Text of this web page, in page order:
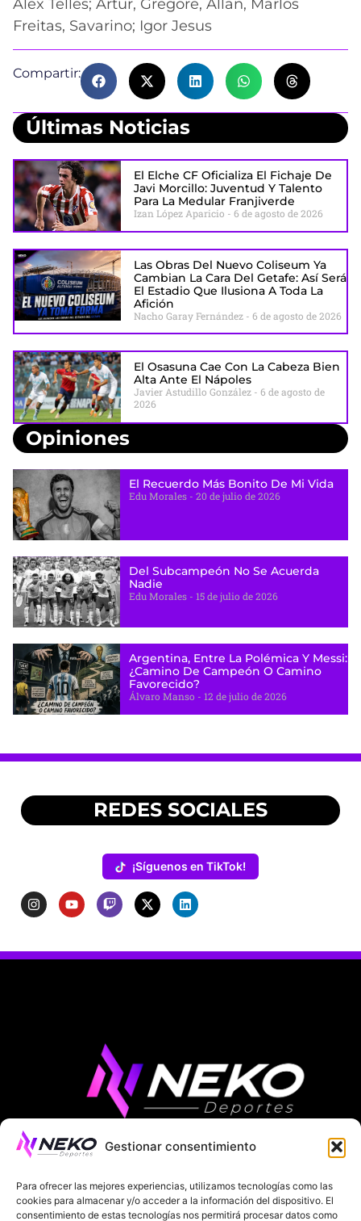
Gestionar consentimiento
Para ofrecer las mejores experiencias, utilizamos tecnologías como las
cookies para almacenar y/o acceder a la información del dispositivo. El
consentimiento de estas tecnologías nos permitirá procesar datos como
Alex Telles; Artur, Gregore, Allan, Marlos
Freitas, Savarino; Igor Jesus
Compartir:
Últimas Noticias
El Elche CF Oficializa El Fichaje De
Javi Morcillo: Juventud Y Talento
Para La Medular Franjiverde
Izan López Aparicio 6 de agosto de 2026
Las Obras Del Nuevo Coliseum Ya
Cambian La Cara Del Getafe: Así Será
El Estadio Que Ilusiona A Toda La
Afición
Nacho Garay Fernández 6 de agosto de 2026
El Osasuna Cae Con La Cabeza Bien
Alta Ante El Nápoles
Javier Astudillo González
6 de agosto de
2026
Opiniones
El Recuerdo Más Bonito De Mi Vida
Edu Morales 20 de julio de 2026
Del Subcampeón No Se Acuerda
Nadie
Edu Morales 15 de julio de 2026
Argentina, Entre La Polémica Y Messi:
¿camino De Campeón O Camino
Favorecido?
Álvaro Manso 12 de julio de 2026
REDES SOCIALES
¡Síguenos en TikTok!
ÚLTIMAS NOTICIAS COMPETICIONES EUROPEAS
LA LIGA MUNDIAL 2026 FÚTBOL INTERNACIONAL